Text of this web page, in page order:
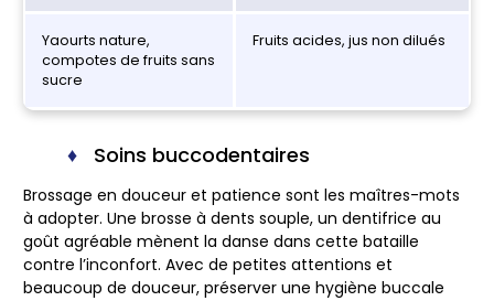
Yaourts nature,
compotes de fruits sans
sucre
Fruits acides, jus non dilués
Soins buccodentaires
Brossage en douceur et patience sont les maîtres-mots
à adopter. Une brosse à dents souple, un dentifrice au
goût agréable mènent la danse dans cette bataille
contre l’inconfort. Avec de petites attentions et
beaucoup de douceur, préserver une hygiène buccale